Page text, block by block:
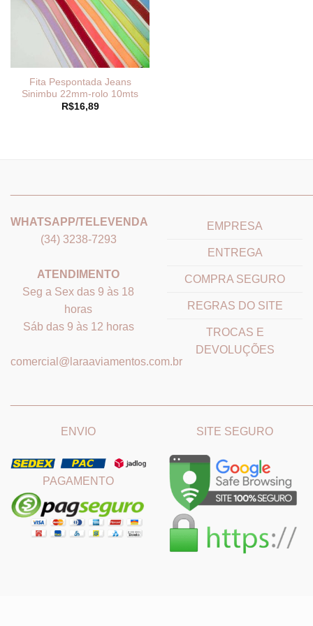
Fita Pespontada Jeans
Sinimbu 22mm-rolo 10mts
R$16,89
WHATSAPP/TELEVENDA
(34) 3238-7293
ATENDIMENTO
Seg a Sex das 9 às 18
horas
Sáb das 9 às 12 horas
comercial@laraaviamentos.com.br
EMPRESA
ENTREGA
COMPRA SEGURO
REGRAS DO SITE
TROCAS E
DEVOLUÇÕES
ENVIO
PAGAMENTO
SITE SEGURO